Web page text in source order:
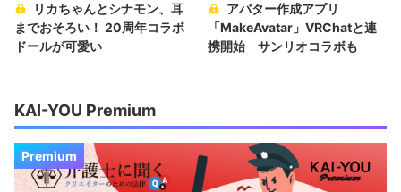
リカちゃんとシナモン、耳
までおそろい！ 20周年コラボ
ドールが可愛い
アバター作成アプリ
「MakeAvatar」VRChatと連
携開始 サンリオコラボも
KAI-YOU Premium
Premium